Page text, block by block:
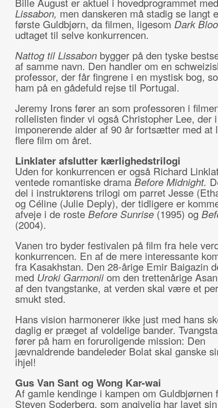
Lissabon, men danskeren må stadig se langt
første Guldbjørn, da filmen, ligesom Dark
udtaget til selve konkurrencen.
Nattog til Lissabon bygger på den tyske
af samme navn. Den handler om en
professor, der får fingrene i en mystisk bog,
ham på en gådefuld rejse til Portugal.
Jeremy Irons fører an som professoren i
rollelisten finder vi også Christopher Lee, der
imponerende alder af 90 år fortsætter med at
flere film om året.
Linklater afslutter kærlighedstrilogi
Uden for konkurrencen er også Richard
ventede romantiske drama Before Midnight.
del i instruktørens trilogi om parret Jesse
og Céline (Julie Deply), der tidligere er
afveje i de roste Before Sunrise(1995) og
(2004).
Vanen tro byder festivalen på film fra hele
konkurrencen. En af de mere interessante
fra Kasakhstan. Den 28-årige Emir Baigazin
med Uroki Garmoniiom den trettenårige
af den tvangstanke, at verden skal være et
smukt sted.
Hans vision harmonerer ikke just med hans
daglig er præget af voldelige bander.
fører på ham en foruroligende mission: Den
jævnaldrende bandeleder Bolat skal ganske
ihjel!
Gus Van Sant og Wong Kar-wai
Af gamle kendinge i kampen om Guldbjørnen
Steven Soderberg, som angivelig har lavet